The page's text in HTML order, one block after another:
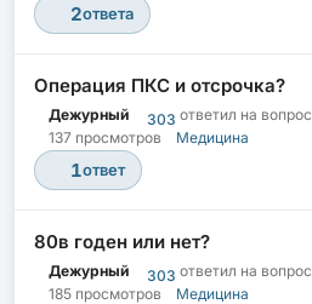
2ответа
Операция ПКС и отсрочка?
Дежурный 303 ответил на вопрос
137 просмотров
Медицина
1ответ
80в годен или нет?
Дежурный 303 ответил на вопрос
185 просмотров
Медицина